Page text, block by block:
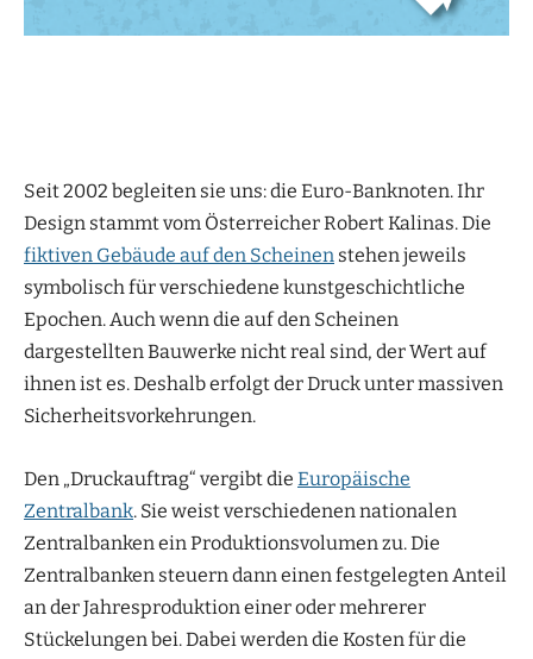
Seit 2002 begleiten sie uns: die Euro-Banknoten. Ihr
Design stammt vom Österreicher Robert Kalinas. Die
fiktiven Gebäude auf den Scheinen stehen jeweils
symbolisch für verschiedene kunstgeschichtliche
Epochen. Auch wenn die auf den Scheinen
dargestellten Bauwerke nicht real sind, der Wert auf
ihnen ist es. Deshalb erfolgt der Druck unter massiven
Sicherheitsvorkehrungen.
Den „Druckauftrag“ vergibt die Europäische
Zentralbank. Sie weist verschiedenen nationalen
Zentralbanken ein Produktionsvolumen zu. Die
Zentralbanken steuern dann einen festgelegten Anteil
an der Jahresproduktion einer oder mehrerer
Stückelungen bei. Dabei werden die Kosten für die